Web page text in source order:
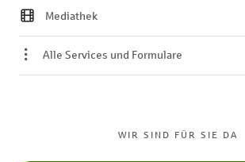
WIR SIND FÜR SIE DA
Mediathek
Alle Services und Formulare